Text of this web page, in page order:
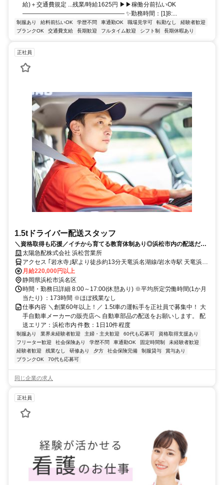
給)＋交通費規定 ...残業/時給1625円 ▶▶稼働分前払いOK
――――――――――――――――― ✨勤務時間：[1]8:...
制服あり 給料前払いOK 学歴不問 車通勤OK 職場見学可 転勤なし
経験者歓迎
ブランクOK
交通費支給 長期歓迎 フルタイム歓迎 シフト制 長期休暇あり
正社員
1.5tドライバー配送スタッフ
＼資格取得も応援／イチから育てる教育体制あり◎浜松市内の配送だか
ら安心♪夕方帰宅OKでプライベート充実
太陽急配株式会社 浜松営業所
アクセス ｢岩水寺｣駅より徒歩約13分天竜浜名湖線/岩水寺駅 天竜浜名
湖線/宮口駅
月給220,000円以上
静岡県浜松市浜名区
時間・勤務日詳細 8:00～17:00(休憩あり) ※平均所定労働時間(1か月
当たり) ：173時間 ※ほぼ残業なし
仕事内容 ＼創業60年以上！／ 1.5t車の運転手を正社員で募集中！ 大
手自動車メーカーの販売店へ 自動車部品の配送をお願いします。 配
送エリア：浜松市内 件数：1日10件程度
制服あり 業界未経験者歓迎 主婦・主夫歓迎 60代も応募可
資格取得支援あり
フリーター歓迎
社会保険あり 学歴不問 車通勤OK 固定時間制
未経験者歓迎
経験者歓迎
残業なし 研修あり 夕方 社会保険完備 制服貸与
賞与あり
ブランクOK
70代も応募可
同じ企業の求人
正社員